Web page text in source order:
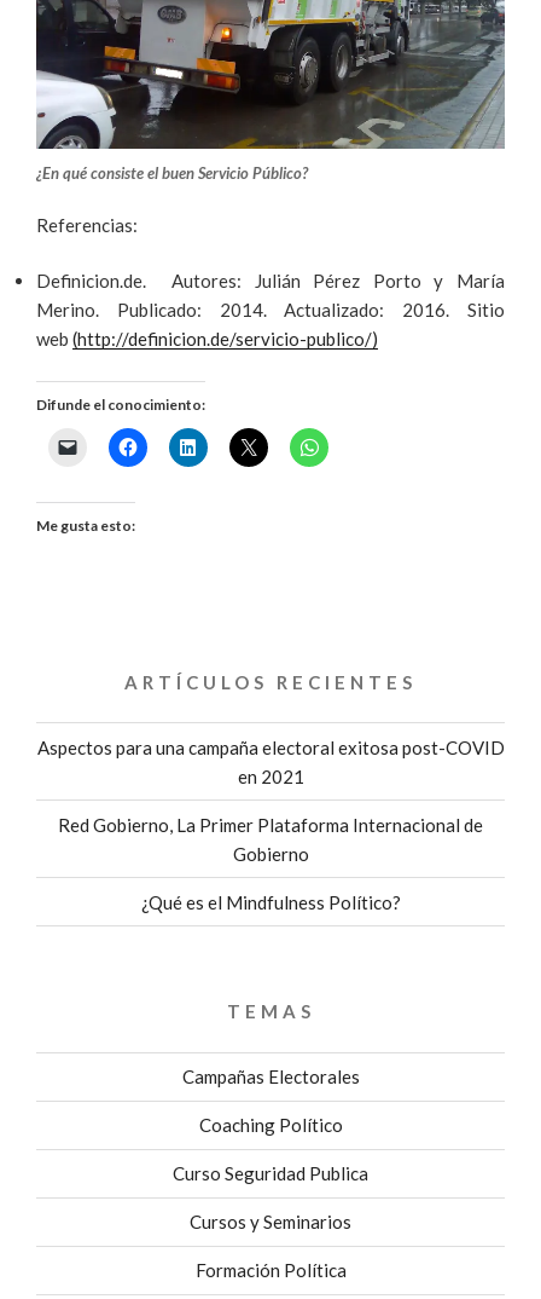
¿En qué consiste el buen Servicio Público?
Referencias:
Definicion.de. Autores: Julián Pérez Porto y María
Merino. Publicado: 2014. Actualizado: 2016. Sitio
web (http://definicion.de/servicio-publico/)
Difunde el conocimiento:
Me gusta esto:
ARTÍCULOS RECIENTES
Aspectos para una campaña electoral exitosa post-COVID
en 2021
Red Gobierno, La Primer Plataforma Internacional de
Gobierno
¿Qué es el Mindfulness Político?
TEMAS
Campañas Electorales
Coaching Político
Curso Seguridad Publica
Cursos y Seminarios
Formación Política